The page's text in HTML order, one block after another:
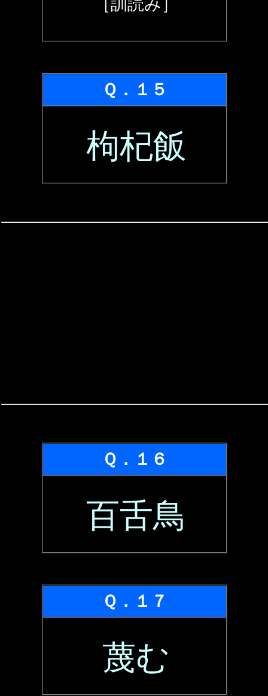
［訓読み］
Ｑ．１５
枸杞飯
Ｑ．１６
百舌鳥
Ｑ．１７
蔑む